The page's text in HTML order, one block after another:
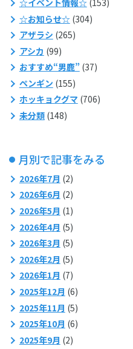
☆お知らせ☆(304)
アザラシ (265)
アシカ (99)
おすすめ“男鹿”(37)
ペンギン (155)
ホッキョクグマ (706)
未分類(148)
月別で記事をみる
2026年7月 (2)
2026年6月 (2)
2026年5月 (1)
2026年4月 (5)
2026年3月 (5)
2026年2月 (5)
2026年1月 (7)
2025年12月 (6)
2025年11月 (5)
2025年10月 (6)
2025年9月 (2)